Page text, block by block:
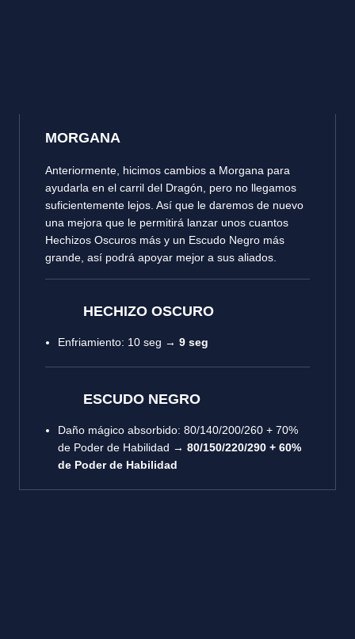
MORGANA
Anteriormente, hicimos cambios a Morgana para
ayudarla en el carril del Dragón, pero no llegamos
suficientemente lejos. Así que le daremos de nuevo
una mejora que le permitirá lanzar unos cuantos
Hechizos Oscuros más y un Escudo Negro más
grande, así podrá apoyar mejor a sus aliados.
HECHIZO OSCURO
Enfriamiento: 10 seg → 9 seg
ESCUDO NEGRO
Daño mágico absorbido: 80/140/200/260 + 70%
de Poder de Habilidad → 80/150/220/290 + 60%
de Poder de Habilidad